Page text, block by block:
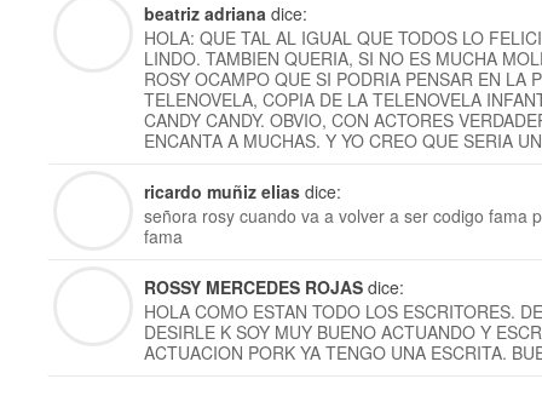
beatriz adriana dice:
HOLA: QUE TAL AL IGUAL QUE TODOS LO
LINDO. TAMBIEN QUERIA, SI NO ES MUCHA
ROSY OCAMPO QUE SI PODRIA PENSAR EN LA
TELENOVELA, COPIA DE LA TELENOVELA
CANDY CANDY. OBVIO, CON ACTORES
ENCANTA A MUCHAS. Y YO CREO QUE SERIA
ricardo muñiz elias dice:
señora rosy cuando va a volver a ser codigo fama
fama
ROSSY MERCEDES ROJAS dice:
HOLA COMO ESTAN TODO LOS ESCRITORES.
DESIRLE K SOY MUY BUENO ACTUANDO Y
ACTUACION PORK YA TENGO UNA ESCRITA.